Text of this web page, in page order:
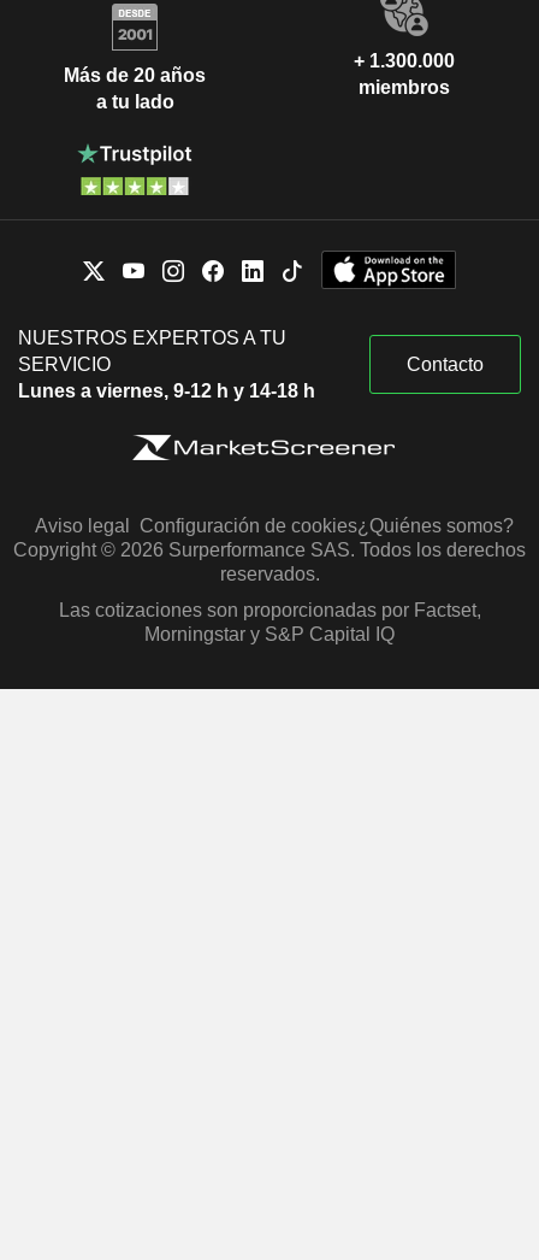
Más de 20 años
a tu lado
+ 1.300.000
miembros
NUESTROS EXPERTOS A TU
SERVICIO
Lunes a viernes, 9-12 h y 14-18 h
Contacto
Aviso legal Configuración de cookies¿Quiénes somos?
Copyright © 2026 Surperformance SAS. Todos los derechos
reservados.
Las cotizaciones son proporcionadas por Factset,
Morningstar y S&P Capital IQ